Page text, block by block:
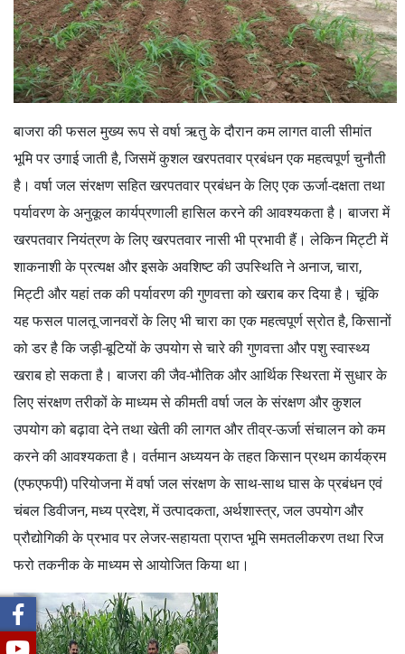
बाजरा की फसल मुख्य रूप से वर्षा ऋतु के दौरान कम लागत वाली सीमांत
भूमि पर उगाई जाती है, जिसमें कुशल खरपतवार प्रबंधन एक महत्वपूर्ण चुनौती
है। वर्षा जल संरक्षण सहित खरपतवार प्रबंधन के लिए एक ऊर्जा-दक्षता तथा
पर्यावरण के अनुकूल कार्यप्रणाली हासिल करने की आवश्यकता है। बाजरा में
खरपतवार नियंत्रण के लिए खरपतवार नासी भी प्रभावी हैं। लेकिन मिट्टी में
शाकनाशी के प्रत्यक्ष और इसके अवशिष्ट की उपस्थिति ने अनाज, चारा,
मिट्टी और यहां तक की पर्यावरण की गुणवत्ता को खराब कर दिया है। चूंकि
यह फसल पालतू जानवरों के लिए भी चारा का एक महत्वपूर्ण स्रोत है, किसानों
को डर है कि जड़ी-बूटियों के उपयोग से चारे की गुणवत्ता और पशु स्वास्थ्य
खराब हो सकता है। बाजरा की जैव-भौतिक और आर्थिक स्थिरता में सुधार के
लिए संरक्षण तरीकों के माध्यम से कीमती वर्षा जल के संरक्षण और कुशल
उपयोग को बढ़ावा देने तथा खेती की लागत और तीव्र-ऊर्जा संचालन को कम
करने की आवश्यकता है। वर्तमान अध्ययन के तहत किसान प्रथम कार्यक्रम
(एफएफपी) परियोजना में वर्षा जल संरक्षण के साथ-साथ घास के प्रबंधन एवं
चंबल डिवीजन, मध्य प्रदेश, में उत्पादकता, अर्थशास्त्र, जल उपयोग और
प्रौद्योगिकी के प्रभाव पर लेजर-सहायता प्राप्त भूमि समतलीकरण तथा रिज
फरो तकनीक के माध्यम से आयोजित किया था।